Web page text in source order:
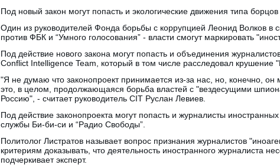
Под новый закон могут попасть и экологические движения типа
Один из руководителей Фонда борьбы с коррупцией Леонид Волков в
против ФБК и “Умного голосования” - власти смогут маркировать
Под действие нового закона могут попасть и объединения
Conflict Intelligence Team, который в том числе расследовал крушение
"Я не думаю что законопроект принимается из-за нас, но, конечно,
это, в целом, продолжающаяся борьба властей с "вездесущими
Россию", - считает руководитель CIT Руслан Левиев.
Под действие законопроекта могут попасть и журналисты
службы Би-би-си и “Радио Свободы”.
Политолог Листратов называет вопрос признания журналистов
критериям доказывать, что деятельность иностранного журналиста
подчеркивает эксперт.